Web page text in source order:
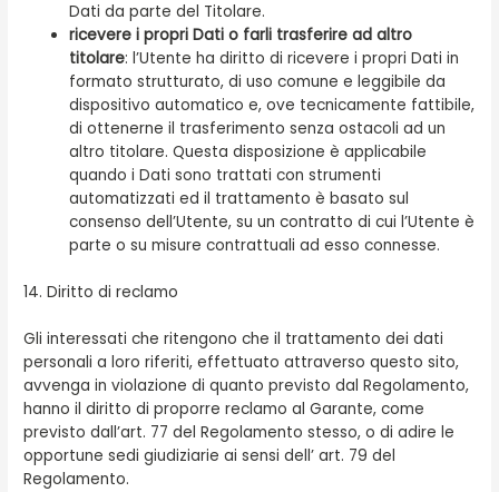
Dati da parte del Titolare.
ricevere i propri Dati o farli trasferire ad altro
titolare: l’Utente ha diritto di ricevere i propri Dati in
formato strutturato, di uso comune e leggibile da
dispositivo automatico e, ove tecnicamente fattibile,
di ottenerne il trasferimento senza ostacoli ad un
altro titolare. Questa disposizione è applicabile
quando i Dati sono trattati con strumenti
automatizzati ed il trattamento è basato sul
consenso dell’Utente, su un contratto di cui l’Utente è
parte o su misure contrattuali ad esso connesse.
14. Diritto di reclamo
Gli interessati che ritengono che il trattamento dei dati
personali a loro riferiti, effettuato attraverso questo sito,
avvenga in violazione di quanto previsto dal Regolamento,
hanno il diritto di proporre reclamo al Garante, come
previsto dall’art. 77 del Regolamento stesso, o di adire le
opportune sedi giudiziarie ai sensi dell’ art. 79 del
Regolamento.